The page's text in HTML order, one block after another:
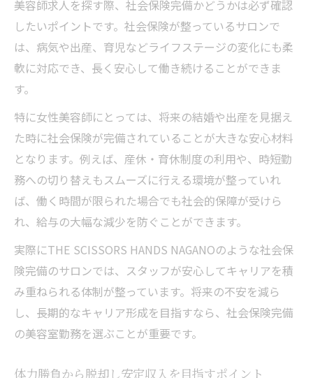
女性が長く活躍できる働き方改革のポイン
ト
ライフステージが変わっても安心！「高単価×
短時間」で安定した収入とゆとりを実現
容師求人
美容室で安定とゆとりを両立する働き方戦
略
社会保険完備がライフイベント後も安心の
理由
将来の不安を解消する高単価メニューの強
み
女性美容師が長く稼ぐためのスキルアップ
法
【長野市求人】年齢を重ねるごとに価値が高ま
る。女性が長く輝き続けられるキャリアプラン
美容師求人で年齢に左右されない安定キャ
美容師求人を探す際、社会保険完備かどうかは必ず確認
したいポイントです。社会保険が整っているサロンで
は、病気や出産、育児などライフステージの変化にも柔
軟に対応でき、長く安心して働き続けることができま
す。
特に女性美容師にとっては、将来の結婚や出産を見据え
た時に社会保険が完備されていることが大きな安心材料
となります。例えば、産休・育休制度の利用や、時短勤
務への切り替えもスムーズに行える環境が整っていれ
ば、働く時間が限られた場合でも社会的保障が受けら
れ、給与の大幅な減少を防ぐことができます。
実際にTHE SCISSORS HANDS NAGANOのような社会保
険完備のサロンでは、スタッフが安心してキャリアを積
み重ねられる体制が整っています。将来の不安を減ら
し、長期的なキャリア形成を目指すなら、社会保険完備
の美容室勤務を選ぶことが重要です。
体力勝負から脱却し安定収入を目指すポイント